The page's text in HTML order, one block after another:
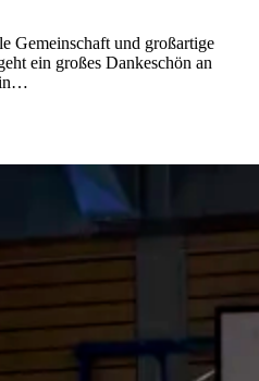
Gemeinschaft und großartige
ein großes Dankeschön an
in…